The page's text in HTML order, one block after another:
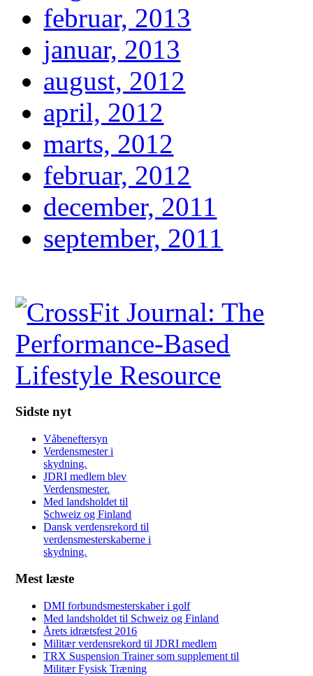
februar, 2013
januar, 2013
august, 2012
april, 2012
marts, 2012
februar, 2012
december, 2011
september, 2011
Sidste nyt
Våbeneftersyn
Verdensmester i
skydning.
JDRI medlem blev
Verdensmester.
Med landsholdet til
Schweiz og Finland
Dansk verdensrekord til
verdensmesterskaberne i
skydning.
Mest læste
DMI forbundsmesterskaber i golf
Med landsholdet til Schweiz og Finland
Årets idrætsfest 2016
Militær verdensrekord til JDRI medlem
TRX Suspension Trainer som supplement til
Militær Fysisk Træning